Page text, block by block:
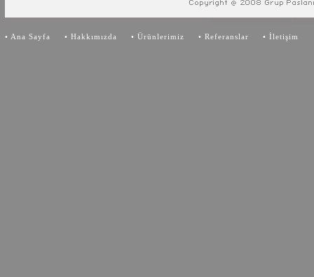
• Ana Sayfa • Hakkımızda • Ürünlerimiz • Referanslar • İletişim